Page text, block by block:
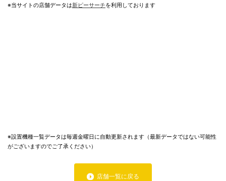
※当サイトの店舗データは新ピーサーチを利用しております
※設置機種一覧データは毎週金曜日に自動更新されます（最新データではない可能性
がございますのでご了承ください）
店舗一覧に戻る